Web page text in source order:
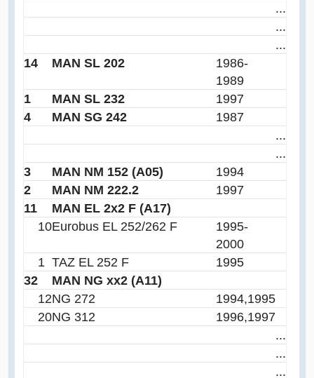
...
...
...
14
MAN SL 202
1986-
1989
1
MAN SL 232
1997
4
MAN SG 242
1987
...
...
3
MAN NM 152 (A05)
1994
2
MAN NM 222.2
1997
11
MAN EL 2x2 F (A17)
10Eurobus EL 252/262 F
1995-
2000
1 TAZ EL 252 F
1995
32
MAN NG xx2 (A11)
12NG 272
1994,1995
20NG 312
1996,1997
...
...
...